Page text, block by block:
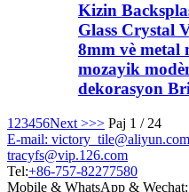
Kizin
Glass Crystal
8mm vè metal
mozayik
dekorasyon
1 23456Next >>> Paj 1 / 24
E-mail: victory_tile@aliyun.com
tracyfs@vip.126.com
Tel:+86-757-82277580
Mobile & WhatsApp &